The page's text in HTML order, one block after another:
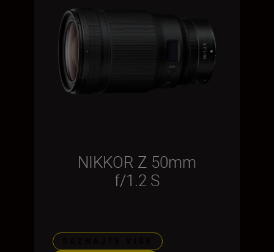
NIKKOR Z 50mm
f/1.2 S